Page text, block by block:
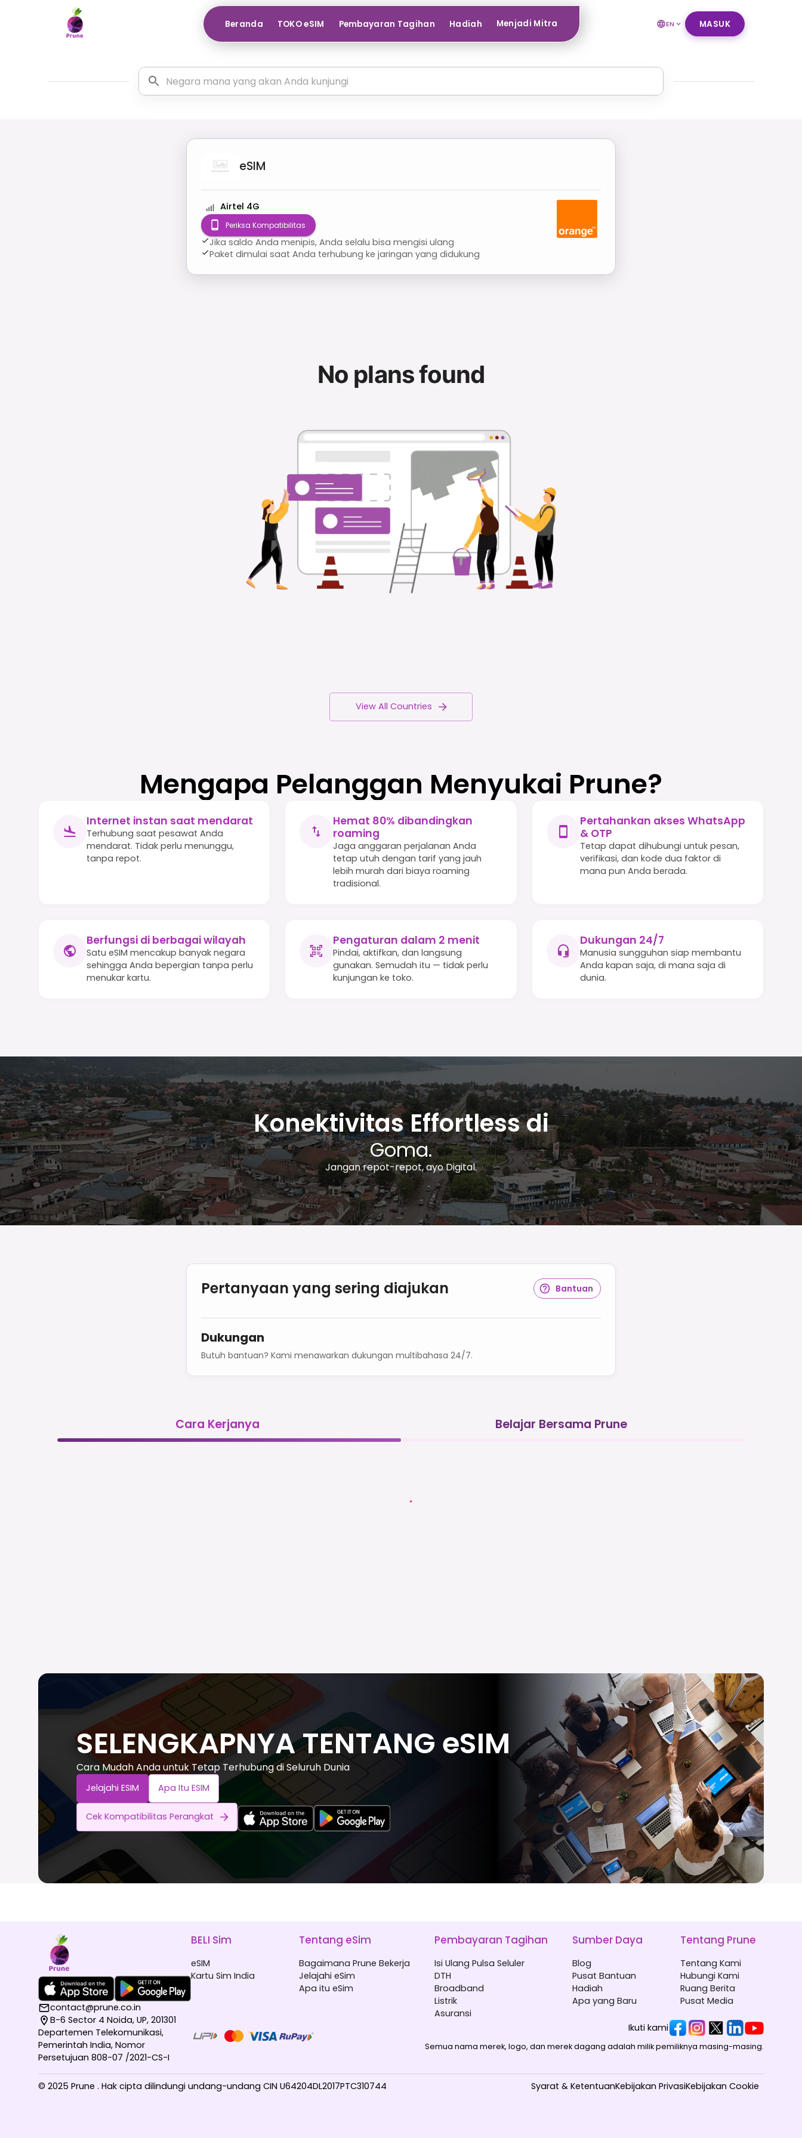
Beranda TOKO eSIM Pembayaran Tagihan Hadiah Menjadi Mitra EN MASUK
eSIM
Airtel 4G
Periksa Kompatibilitas
Jika saldo Anda menipis, Anda selalu bisa mengisi ulang
Paket dimulai saat Anda terhubung ke jaringan yang didukung
No plans found
View All Countries
Mengapa Pelanggan Menyukai Prune?
Internet instan saat mendarat
Terhubung saat pesawat Anda
mendarat. Tidak perlu menunggu,
tanpa repot.
Hemat 80% dibandingkan
roaming
Jaga anggaran perjalanan Anda
tetap utuh dengan tarif yang jauh
lebih murah dari biaya roaming
tradisional.
Pertahankan akses WhatsApp
& OTP
Tetap dapat dihubungi untuk pesan,
verifikasi, dan kode dua faktor di
mana pun Anda berada.
Berfungsi di berbagai wilayah
Satu eSIM mencakup banyak negara
sehingga Anda bepergian tanpa perlu
menukar kartu.
Pengaturan dalam 2 menit
Pindai, aktifkan, dan langsung
gunakan. Semudah itu — tidak perlu
kunjungan ke toko.
Dukungan 24/7
Manusia sungguhan siap membantu
Anda kapan saja, di mana saja di
dunia.
Konektivitas Effortless di
Goma.
Jangan repot-repot, ayo Digital.
Pertanyaan yang sering diajukan Bantuan
Dukungan
Butuh bantuan? Kami menawarkan dukungan multibahasa 24/7.
Cara Kerjanya Belajar Bersama Prune
SELENGKAPNYA TENTANG eSIM
Cara Mudah Anda untuk Tetap Terhubung di Seluruh Dunia
Jelajahi ESIM Apa Itu ESIM
Cek Kompatibilitas Perangkat
contact@prune.co.in
B-6 Sector 4 Noida, UP, 201301
Departemen Telekomunikasi,
Pemerintah India, Nomor
Persetujuan 808-07 /2021-CS-I
BELI Sim
eSIM
Kartu Sim India
Tentang eSim
Bagaimana Prune Bekerja
Jelajahi eSim
Apa itu eSim
Pembayaran Tagihan
Isi Ulang Pulsa Seluler
DTH
Broadband
Listrik
Asuransi
Sumber Daya
Blog
Pusat Bantuan
Hadiah
Apa yang Baru
Tentang Prune
Tentang Kami
Hubungi Kami
Ruang Berita
Pusat Media
Ikuti kami
Semua nama merek, logo, dan merek dagang adalah milik pemiliknya masing-masing.
© 2025 Prune . Hak cipta dilindungi undang-undang CIN U64204DL2017PTC310744 Syarat & KetentuanKebijakan PrivasiKebijakan Cookie